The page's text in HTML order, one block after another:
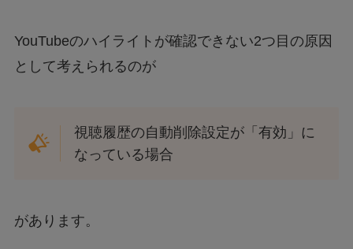
YouTubeのハイライトが確認できない2つ目の原因
として考えられるのが
視聴履歴の自動削除設定が「有効」に
なっている場合
があります。